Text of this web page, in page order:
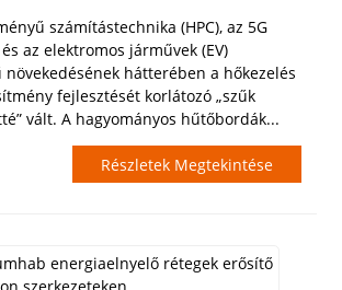
számítástechnika (HPC), az 5G
az elektromos járművek (EV)
hátterében a hőkezelés
fejlesztését korlátozó „szűk
vált. A hagyományos hűtőbordák...
Részletek Megtekintése